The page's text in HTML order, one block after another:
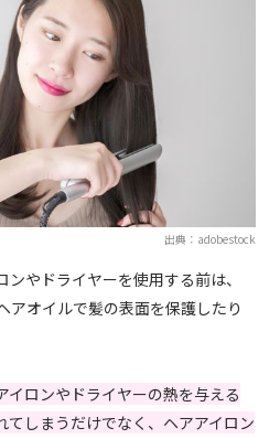
出典：adobestock
やドライヤーを使用する前は、
アオイルで髪の表面を保護したり
イロンやドライヤーの熱を与える
てしまうだけでなく、ヘアアイロン